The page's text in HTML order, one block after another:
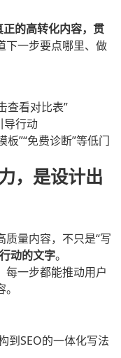
正的高转化内容，贯
下一步要点哪里、做
查看对比表”
导行动
板”“免费诊断”等低门
，是设计出
量内容，不只是“写
动的文字。
每一步都能推动用户
到SEO的一体化写法